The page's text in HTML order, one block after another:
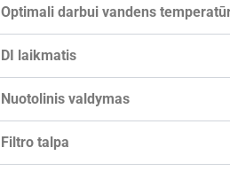
Optimali darbui vandens
DI laikmatis
Nuotolinis valdymas
Filtro talpa